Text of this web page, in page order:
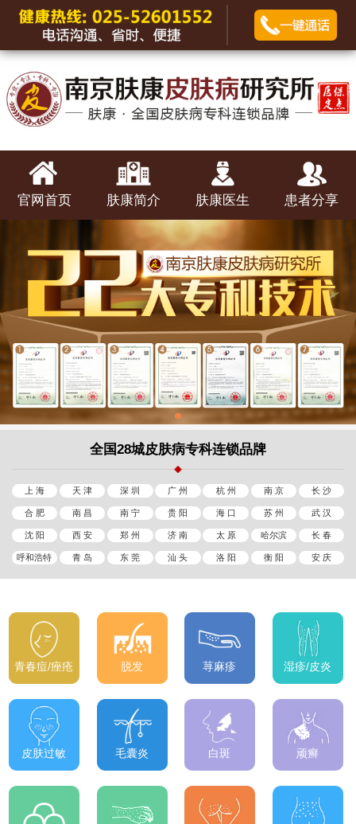
官网首页 肤康简介 肤康医生 患者分享
全国28城皮肤病专科连锁品牌
上 海 天 津 深 圳 广 州 杭 州 南 京 长 沙
合 肥 南 昌 南 宁 贵 阳 海 口 苏 州 武 汉
沈 阳 西 安 郑 州 济 南 太 原 哈尔滨 长 春
呼和浩特 青 岛 东 莞 汕 头 洛 阳 衡 阳 安 庆
青春痘/痤疮 脱发 荨麻疹 湿疹/皮炎
皮肤过敏 毛囊炎 白斑 顽癣